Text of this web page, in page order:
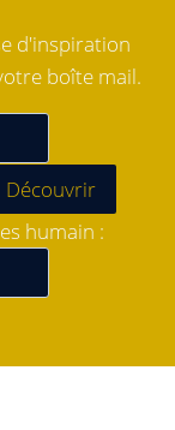
d'inspiration
boîte mail.
humain :